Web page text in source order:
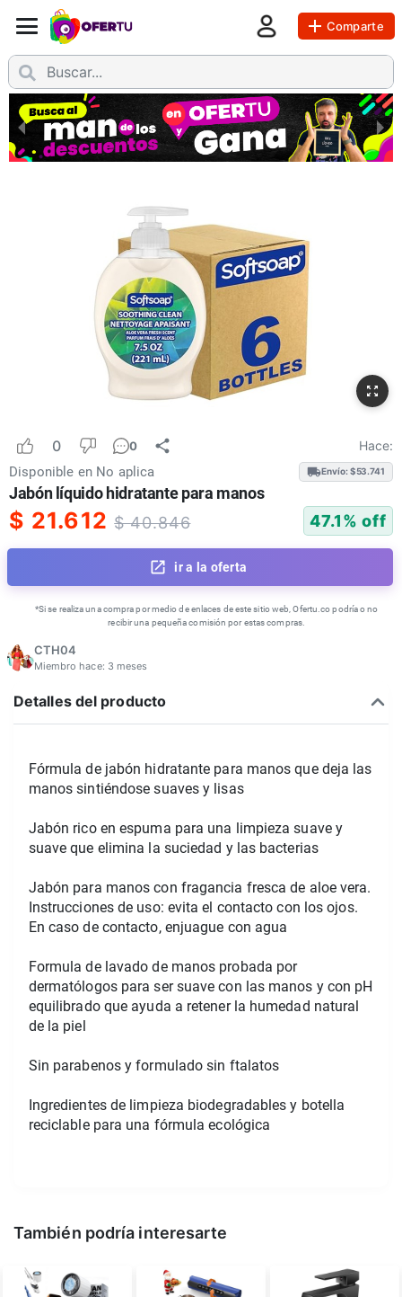
Comparte
0 0 Hace:
Disponible en No aplica Envío: $53.741
Jabón líquido hidratante para manos
$ 21.612 $40.846 47.1% off
ir a la oferta
*Si se realiza una compra por medio de enlaces de este sitio web, Ofertu.co podría o no
recibir una pequeña comisión por estas compras.
CTH04
Miembro hace: 3 meses
Detalles del producto
Fórmula de jabón hidratante para manos que deja las
manos sintiéndose suaves y lisas
Jabón rico en espuma para una limpieza suave y
suave que elimina la suciedad y las bacterias
Jabón para manos con fragancia fresca de aloe vera.
Instrucciones de uso: evita el contacto con los ojos.
En caso de contacto, enjuague con agua
Formula de lavado de manos probada por
dermatólogos para ser suave con las manos y con pH
equilibrado que ayuda a retener la humedad natural
de la piel
Sin parabenos y formulado sin ftalatos
Ingredientes de limpieza biodegradables y botella
reciclable para una fórmula ecológica
También podría interesarte